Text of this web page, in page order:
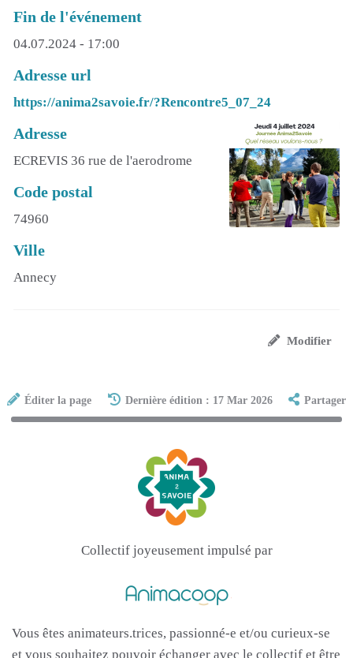
Fin de l'événement
04.07.2024 - 17:00
Adresse url
https://anima2savoie.fr/?Rencontre5_07_24
Adresse
ECREVIS 36 rue de l'aerodrome
Code postal
74960
Ville
Annecy
Modifier
Éditer la page Dernière édition : 17 Mar 2026 Partager
Collectif joyeusement impulsé par
Vous êtes animateurs.trices, passionné-e et/ou curieux-se
et vous souhaitez pouvoir échanger avec le collectif et être